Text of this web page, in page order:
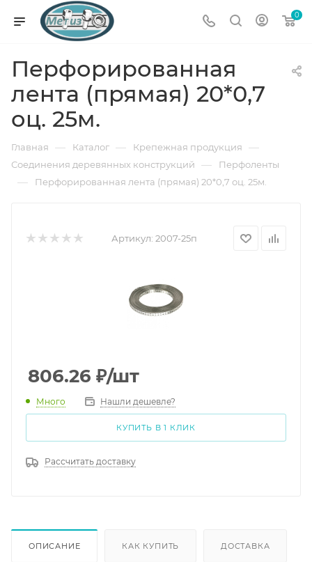
0
Перфорированная
лента (прямая) 20*0,7
оц. 25м.
Главная — Каталог — Крепежная продукция —
Соединения деревянных конструкций — Перфоленты
— Перфорированная лента (прямая) 20*0,7 оц. 25м.
Артикул: 2007-25п
806.26 ₽/шт
Много Нашли дешевле?
КУПИТЬ В 1 КЛИК
Рассчитать доставку
ОПИСАНИЕ КАК КУПИТЬ ДОСТАВКА